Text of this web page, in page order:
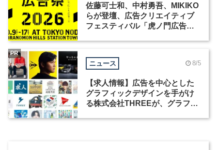
佐藤可士和、中村勇吾、MIKIKO
らが登壇、広告クリエイティブ
フェスティバル「虎ノ門広告
ニュース 8/5
【求人情報】広告を中心とした
グラフィックデザインを手がけ
る株式会社THREEが、グラフィ
PR